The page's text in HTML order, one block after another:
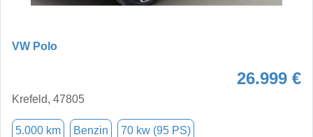
VW Polo
26.999 €
Krefeld, 47805
5.000 km Benzin 70 kw (95 PS)